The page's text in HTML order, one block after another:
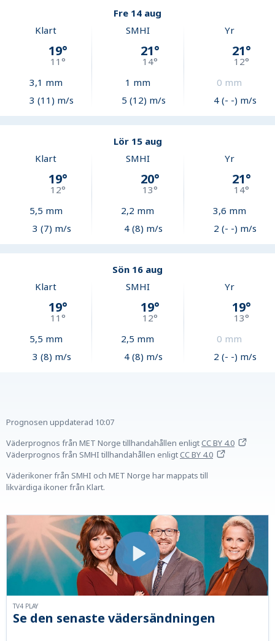
Fre 14 aug
Klart
19°
11°
3,1 mm
3 (11) m/s
SMHI
21°
14°
1 mm
5 (12) m/s
Yr
21°
12°
0 mm
4 (- -) m/s
Lör 15 aug
Klart
19°
12°
5,5 mm
3 (7) m/s
SMHI
20°
13°
2,2 mm
4 (8) m/s
Yr
21°
14°
3,6 mm
2 (- -) m/s
Sön 16 aug
Klart
19°
11°
5,5 mm
3 (8) m/s
SMHI
19°
12°
2,5 mm
4 (8) m/s
Yr
19°
13°
0 mm
2 (- -) m/s
Prognosen uppdaterad 10:07
Väderprognos från MET Norge tillhandahållen enligtCC BY 4.0
Väderprognos från SMHI tillhandahållen enligtCC BY 4.0
Väderikoner från SMHI och MET Norge har mappats till
likvärdiga ikoner från Klart.
Se den senaste vädersändningen
TV4 PLAY